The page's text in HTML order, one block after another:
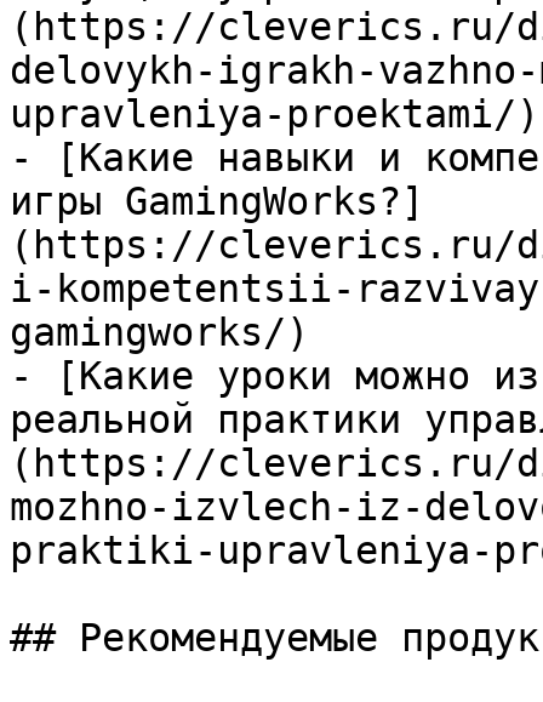
(https://cleverics.ru/
delovykh-igrakh-
upravleniya-proektami/)
- [Какие навыки и
игры GamingWorks?]
(https://cleverics.ru/
i-kompetentsii-
gamingworks/)
- [Какие уроки можно
реальной практики
(https://cleverics.ru/
mozhno-izvlech-iz-
praktiki-upravleniya-
## Рекомендуемые